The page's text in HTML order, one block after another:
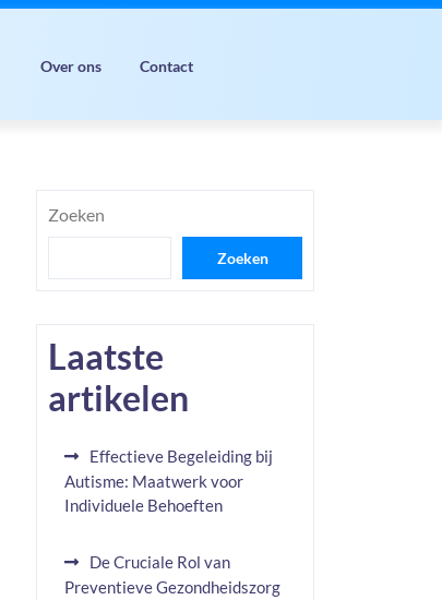
Over ons Contact
Zoeken
Zoeken
Laatste
artikelen
Effectieve Begeleiding bij
Autisme: Maatwerk voor
Individuele Behoeften
De Cruciale Rol van
Preventieve Gezondheidszorg